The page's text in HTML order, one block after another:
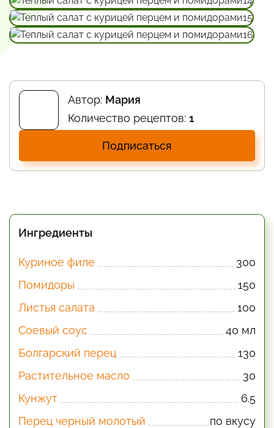
Автор: Мария
Количество рецептов: 1
Подписаться
Ингредиенты
Куриное филе
300
Помидоры
150
Листья салата
100
Соевый соус
40 мл
Болгарский перец
130
Растительное масло
30
Кунжут
6.5
Перец черный молотый
по вкусу